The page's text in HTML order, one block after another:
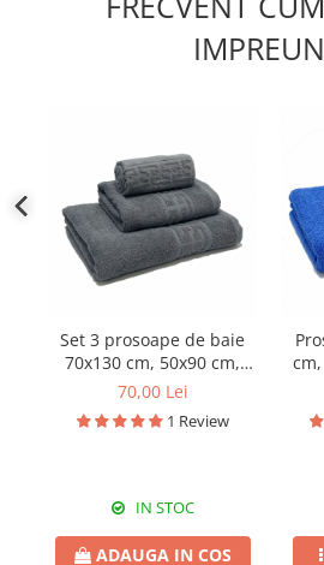
Set 3 prosoape de baie
70x130 cm, 50x90 cm,
30x50 cm, bumbac, gri
70,00 Lei
1 Review
IN STOC
ADAUGA IN COS